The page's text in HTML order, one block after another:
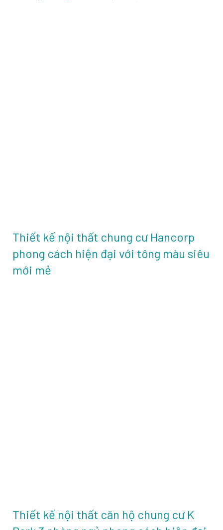
Thiết kế nội thất chung cư Hancorp
phong cách hiện đại với tông màu siêu
mới mẻ
Thiết kế nội thất căn hộ chung cư K